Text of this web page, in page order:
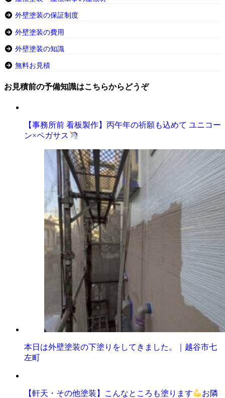
外壁塗装の保証制度
外壁塗装の費用
外壁塗装の知識
無料お見積
お見積前の予備知識はこちらからどうぞ
【事務所前 看板製作】丙午年の祈願も込めて ユニコー
ン×ペガサス
本日は外壁塗装の下塗りをしてきました。｜越谷市七
左町
【軒天・その他塗装】こんなところも塗ります
お隣